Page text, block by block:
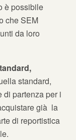
è possibile
che SEM
da loro
standard,
di partenza per i
già la
di reportistica